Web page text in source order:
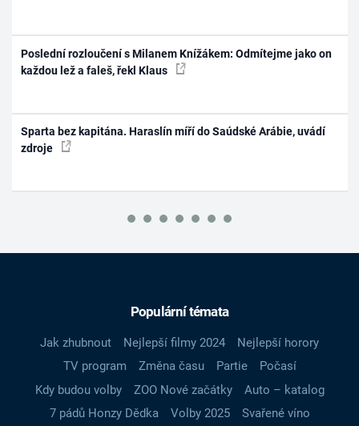
Poslední rozloučení s Milanem Knížákem: Odmítejme jako on
každou lež a faleš, řekl Klaus
Sparta bez kapitána. Haraslín míří do Saúdské Arábie, uvádí
zdroje
Populární témata
Jak zhubnout Nejlepší filmy 2024
Nejlepší horory
TV program
Změna času Partie
Počasí
Kdy budou volby
ZOO Nové začátky
Auto – katalog
7 pádů Honzy Dědka
Volby 2025
Svařené víno